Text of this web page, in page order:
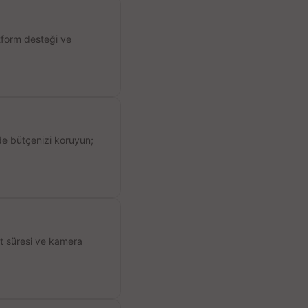
desteği ve
bütçenizi koruyun;
süresi ve kamera